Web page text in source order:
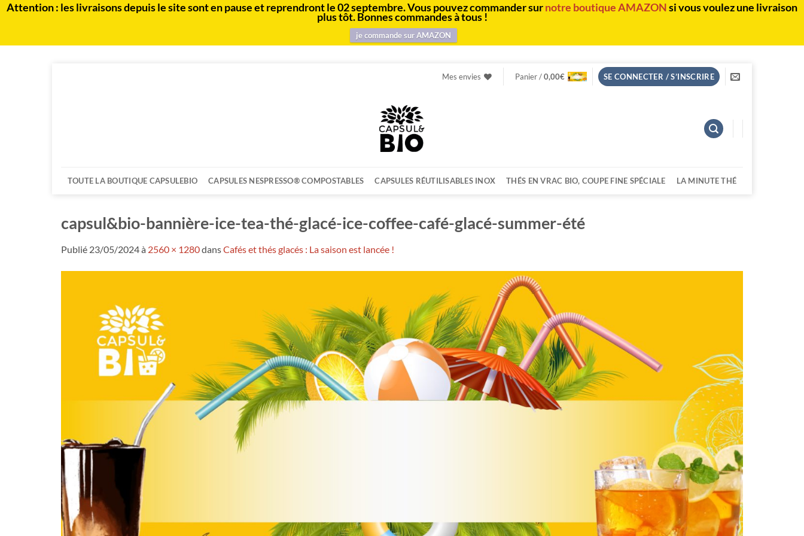
Attention : les livraisons depuis le site sont en pause et reprendront le 02 septembre. Vous pouvez commander surnotre boutique AMAZONsi vous voulez une livraison
plus tôt. Bonnes commandes à tous !
je commande sur AMAZON
Mes envies Panier /0,00€ SE CONNECTER / S’INSCRIRE
TOUTE LA BOUTIQUE CAPSULEBIO CAPSULES NESPRESSO® COMPOSTABLES CAPSULES RÉUTILISABLES INOX THÉS EN VRAC BIO, COUPE FINE SPÉCIALE LA MINUTE THÉ
capsul&bio-bannière-ice-tea-thé-glacé-ice-coffee-café-glacé-summer-été
Publié 23/05/2024à 2560 × 1280dansCafés et thés glacés : La saison est lancée !